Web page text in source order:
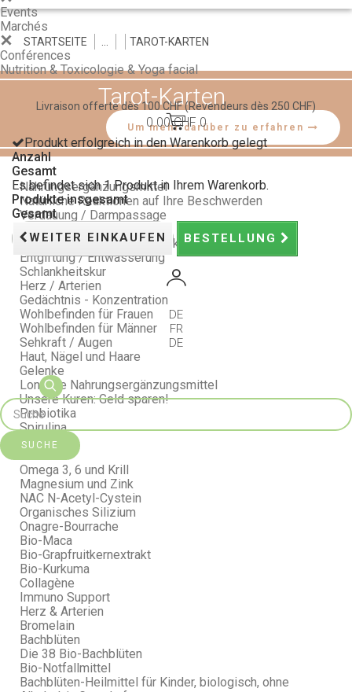
Events
Marchés
Conférences
Nutrition & Toxicologie & Yoga facial
Livraison offerte dès 100 CHF(Revendeurs dès 250 CHF)
0.00 CHF0
Produkt erfolgreich in den Warenkorb gelegt
Anzahl
Gesamt
Es befindet sich 1 Produkt in Ihrem Warenkorb.
Produkte insgesamt
Gesamt
WEITER EINKAUFEN BESTELLUNG
DE
FR
DE
SUCHE
STARTSEITE TAROT-KARTEN
Tarot-Karten
Um mehr darüber zu erfahren
Nahrungsergänzungsmittel
Natürliche Reaktionen auf Ihre Beschwerden
Verdauung / Darmpassage
Schlaf / Stimmung / Stress
Vitalität / Natürliche Abwehrkräfte
Entgiftung / Entwässerung
Schlankheitskur
Herz / Arterien
Gedächtnis - Konzentration
Wohlbefinden für Frauen
Wohlbefinden für Männer
Sehkraft / Augen
Haut, Nägel und Haare
Gelenke
Longline Nahrungsergänzungsmittel
Unsere Kuren: Geld sparen!
Probiotika
Spirulina
Safrabiol
Omega 3, 6 und Krill
Magnesium und Zink
NAC N-Acetyl-Cystein
Organisches Silizium
Onagre-Bourrache
Bio-Maca
Bio-Grapfruitkernextrakt
Bio-Kurkuma
Collagène
Immuno Support
Herz & Arterien
Bromelain
Bachblüten
Die 38 Bio-Bachblüten
Bio-Notfallmittel
Bachblüten-Heilmittel für Kinder, biologisch, ohne